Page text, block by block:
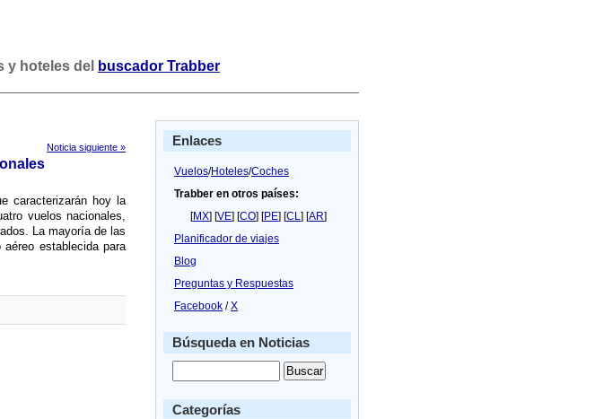
y hoteles del buscador Trabber
Noticia siguiente »
caracterizarán hoy la
vuelos nacionales,
La mayorí­a de las
establecida para
Enlaces
Vuelos/Hoteles/Coches
Trabber en otros países:
[MX] [VE] [CO] [PE] [CL] [AR]
Planificador de viajes
Blog
Preguntas y Respuestas
Facebook /X
Búsqueda en Noticias
Categorías